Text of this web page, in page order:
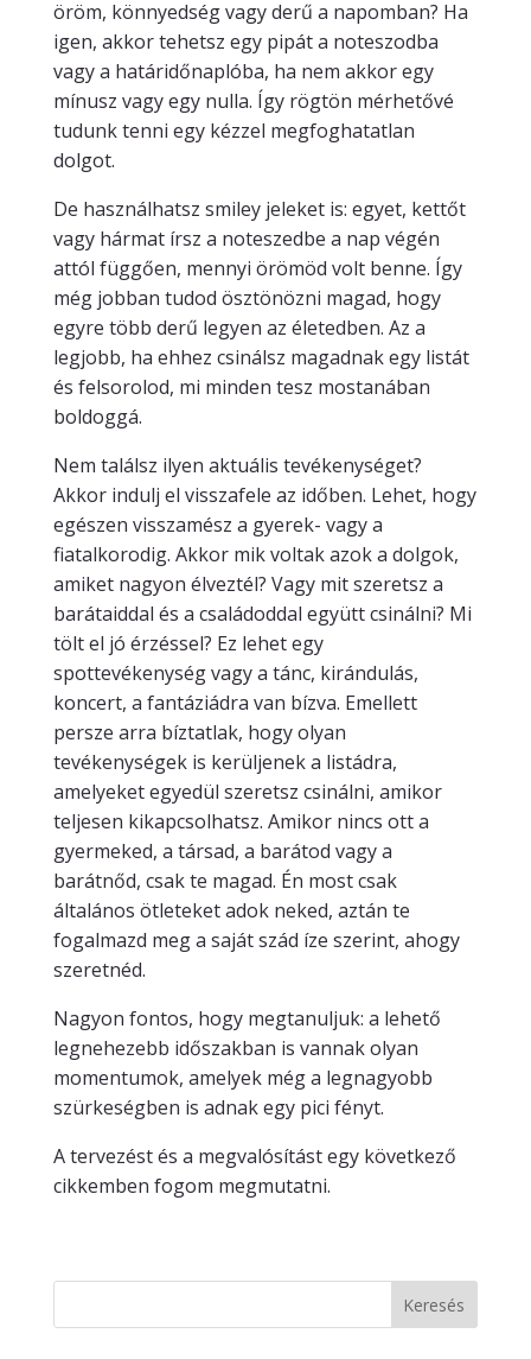
öröm, könnyedség vagy derű a napomban? Ha
igen, akkor tehetsz egy pipát a noteszodba
vagy a határidőnaplóba, ha nem akkor egy
mínusz vagy egy nulla. Így rögtön mérhetővé
tudunk tenni egy kézzel megfoghatatlan
dolgot.
De használhatsz smiley jeleket is: egyet, kettőt
vagy hármat írsz a noteszedbe a nap végén
attól függően, mennyi örömöd volt benne. Így
még jobban tudod ösztönözni magad, hogy
egyre több derű legyen az életedben. Az a
legjobb, ha ehhez csinálsz magadnak egy listát
és felsorolod, mi minden tesz mostanában
boldoggá.
Nem találsz ilyen aktuális tevékenységet?
Akkor indulj el visszafele az időben. Lehet, hogy
egészen visszamész a gyerek- vagy a
fiatalkorodig. Akkor mik voltak azok a dolgok,
amiket nagyon élveztél? Vagy mit szeretsz a
barátaiddal és a családoddal együtt csinálni? Mi
tölt el jó érzéssel? Ez lehet egy
spottevékenység vagy a tánc, kirándulás,
koncert, a fantáziádra van bízva. Emellett
persze arra bíztatlak, hogy olyan
tevékenységek is kerüljenek a listádra,
amelyeket egyedül szeretsz csinálni, amikor
teljesen kikapcsolhatsz. Amikor nincs ott a
gyermeked, a társad, a barátod vagy a
barátnőd, csak te magad. Én most csak
általános ötleteket adok neked, aztán te
fogalmazd meg a saját szád íze szerint, ahogy
szeretnéd.
Nagyon fontos, hogy megtanuljuk: a lehető
legnehezebb időszakban is vannak olyan
momentumok, amelyek még a legnagyobb
szürkeségben is adnak egy pici fényt.
A tervezést és a megvalósítást egy következő
cikkemben fogom megmutatni.